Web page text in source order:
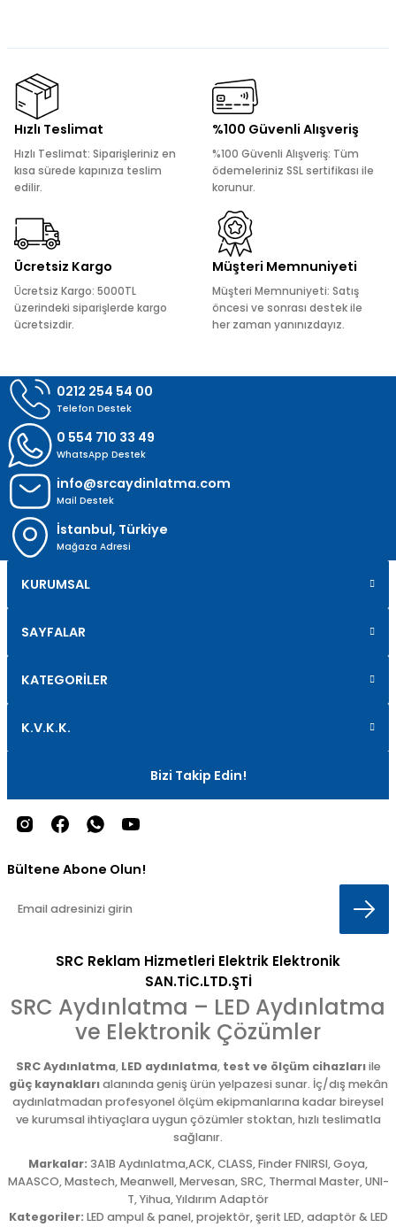
kullanarak tarafımıza iletebilirsiniz.
Görüş ve önerileriniz için teşekkür ederiz.
Ürün resmi kalitesiz, bozuk veya görüntülenemiyor.
Ürün bilgilerinde hatalar bulunuyor.
Ürün fiyatı diğer sitelerden daha pahalı.
Bu ürüne benzer farklı alternatifler olmalı.
Hızlı Teslimat
Hızlı Teslimat: Siparişleriniz en
kısa sürede kapınıza teslim
edilir.
%100 Güvenli Alışveriş
%100 Güvenli Alışveriş: Tüm
ödemeleriniz SSL sertifikası ile
korunur.
Ücretsiz Kargo
Ücretsiz Kargo: 5000TL
üzerindeki siparişlerde kargo
ücretsizdir.
Müşteri Memnuniyeti
Müşteri Memnuniyeti: Satış
öncesi ve sonrası destek ile
her zaman yanınızdayız.
0212 254 54 00
Telefon Destek
0 554 710 33 49
WhatsApp Destek
info@srcaydinlatma.com
Mail Destek
İstanbul, Türkiye
Mağaza Adresi
KURUMSAL
SAYFALAR
KATEGORİLER
K.V.K.K.
Bizi Takip Edin!
Bültene Abone Olun!
SRC Reklam Hizmetleri Elektrik Elektronik
SAN.TİC.LTD.ŞTİ
SRC Aydınlatma – LED Aydınlatma
ve Elektronik Çözümler
SRC Aydınlatma, LED aydınlatma, test ve ölçüm cihazlarıile
güç kaynaklarıalanında geniş ürün yelpazesi sunar. İç/dış mekân
aydınlatmadan profesyonel ölçüm ekipmanlarına kadar bireysel
ve kurumsal ihtiyaçlara uygun çözümler stoktan, hızlı teslimatla
sağlanır.
Markalar: 3A1B Aydınlatma,ACK, CLASS, Finder FNIRSI, Goya,
MAASCO, Mastech, Meanwell, Mervesan, SRC, Thermal Master, UNI-
T, Yihua, Yıldırım Adaptör
Kategoriler: LED ampul & panel, projektör, şerit LED, adaptör & LED